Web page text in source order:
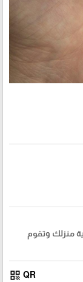
منزلك وتقوم
QR
qr_code